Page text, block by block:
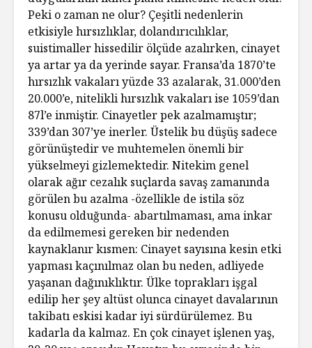
Peki o zaman ne olur? Çeşitli nedenlerin
etkisiyle hırsızlıklar, dolandırıcılıklar,
suistimaller hissedilir ölçüde azalırken, cinayet
ya artar ya da yerinde sayar. Fransa’da 1870’te
hırsızlık vakaları yüzde 33 azalarak, 31.000’den
20.000’e, nitelikli hırsızlık vakaları ise 1059’dan
87l’e inmiştir. Cinayetler pek azalmamıştır;
339’dan 307’ye inerler. Üstelik bu düşüş sadece
görünüştedir ve muhtemelen önemli bir
yükselmeyi gizlemektedir. Nitekim genel
olarak ağır cezalık suçlarda savaş zamanında
görülen bu azalma -özellikle de istila söz
konusu olduğunda- abartılmaması, ama inkar
da edilmemesi gereken bir nedenden
kaynaklanır kısmen: Cinayet sayısına kesin etki
yapması kaçınılmaz olan bu neden, adliyede
yaşanan dağınıklıktır. Ülke toprakları işgal
edilip her şey altüst olunca cinayet davalarının
takibatı eskisi kadar iyi sürdürülemez. Bu
kadarla da kalmaz. En çok cinayet işlenen yaş,